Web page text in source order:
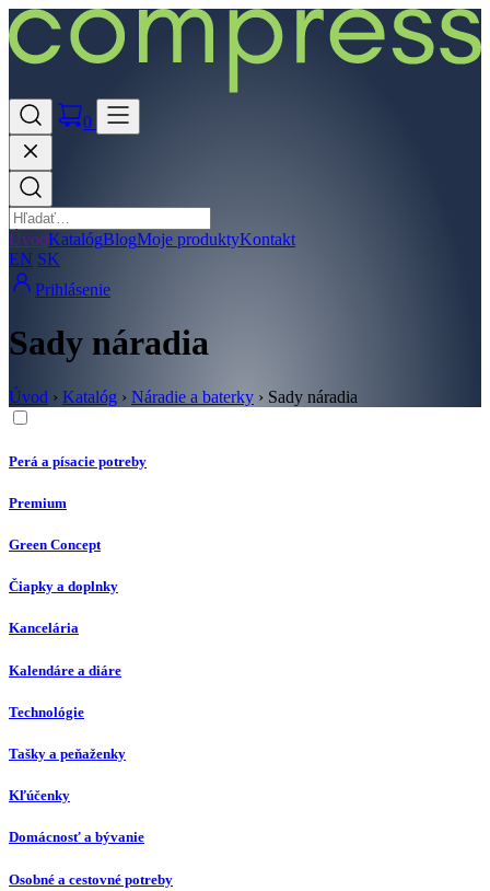
0
ÚvodKatalógBlogMoje produktyKontakt
EN SK
Prihlásenie
Sady náradia
Úvod › Katalóg › Náradie a baterky › Sady náradia
Perá a písacie potreby
Premium
Green Concept
Čiapky a doplnky
Kancelária
Kalendáre a diáre
Technológie
Tašky a peňaženky
Kľúčenky
Domácnosť a bývanie
Osobné a cestovné potreby